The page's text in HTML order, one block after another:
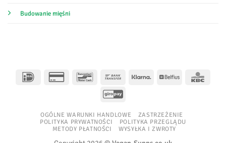
Budowanie mięśni
IDeal
Karta
BancontactPrzelew Klarna Belfius
GiroPay
OGÓLNE WARUNKI HANDLOWE
ZASTRZEŻENIE
POLITYKA PRYWATNOŚCI
POLITYKA PRZEGLĄDU
METODY PŁATNOŚCI
WYSYŁKA I ZWROTY